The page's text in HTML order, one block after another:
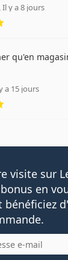
y a 8 jours
évaluation 5
qu'en
a 15 jours
évaluation 5
visite sur
en